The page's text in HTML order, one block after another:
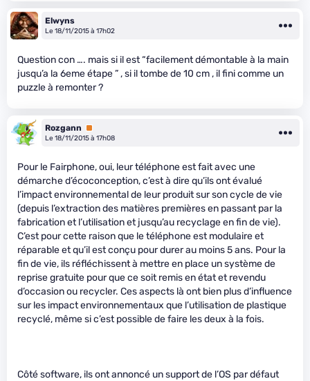
Elwyns
Le 18/11/2015 à 17h02
Question con …. mais si il est “facilement démontable à la main
jusqu’a la 6eme étape ” , si il tombe de 10 cm , il fini comme un
puzzle à remonter ?
Rozgann
Premium
Le 18/11/2015 à 17h08
Pour le Fairphone, oui, leur téléphone est fait avec une
démarche d’écoconception, c’est à dire qu’ils ont évalué
l’impact environnemental de leur produit sur son cycle de vie
(depuis l’extraction des matières premières en passant par la
fabrication et l’utilisation et jusqu’au recyclage en fin de vie).
C’est pour cette raison que le téléphone est modulaire et
réparable et qu’il est conçu pour durer au moins 5 ans. Pour la
fin de vie, ils réfléchissent à mettre en place un système de
reprise gratuite pour que ce soit remis en état et revendu
d’occasion ou recycler. Ces aspects là ont bien plus d’influence
sur les impact environnementaux que l’utilisation de plastique
recyclé, même si c’est possible de faire les deux à la fois.
Côté software, ils ont annoncé un support de l’OS par défaut